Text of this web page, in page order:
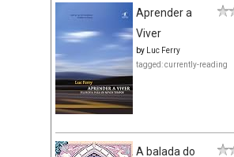
Aprender a
Viver
by
Luc Ferry
tagged: currently-reading
A balada do